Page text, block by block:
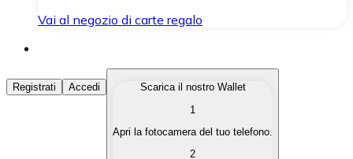
Vai al negozio di carte regalo
Acquista Criptovalute
Acquista le criptovalute che ti interessano in modo
Registrati Accedi
Scarica il nostro Wallet
1
Apri la fotocamera del tuo telefono.
2